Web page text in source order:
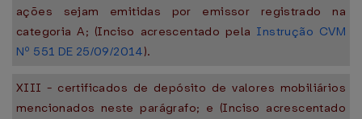
ações sejam emitidas por emissor registrado na
categoria A; (Inciso acrescentado pela Instrução CVM
Nº 551 DE 25/09/2014).
XIII - certificados de depósito de valores mobiliários
mencionados neste parágrafo; e (Inciso acrescentado